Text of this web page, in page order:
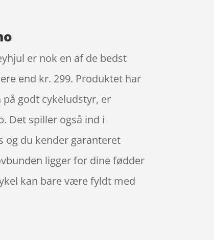
er nok en af de bedst
end kr. 299. Produktet har
godt cykeludstyr, er
Det spiller også ind i
og du kender garanteret
ligger for dine fødder
kan bare være fyldt med